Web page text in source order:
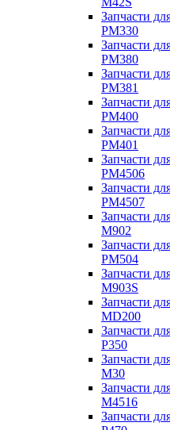
Запчасти
PM330
Запчасти
PM380
Запчасти
PM381
Запчасти
PM400
Запчасти
PM401
Запчасти
PM4506
Запчасти
PM4507
Запчасти
M902
Запчасти
PM504
Запчасти
M903S
Запчасти
MD200
Запчасти
P350
Запчасти
M30
Запчасти
M4516
Запчасти